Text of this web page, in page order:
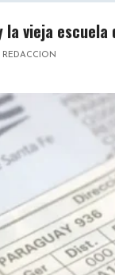
la vieja escuela
REDACCION